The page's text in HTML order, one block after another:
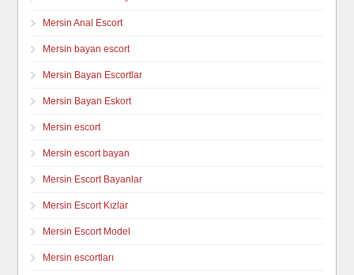
Mersin Anal Escort
Mersin bayan escort
Mersin Bayan Escortlar
Mersin Bayan Eskort
Mersin escort
Mersin escort bayan
Mersin Escort Bayanlar
Mersin Escort Kızlar
Mersin Escort Model
Mersin escortları